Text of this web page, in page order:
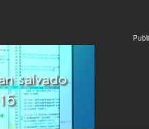
Publi